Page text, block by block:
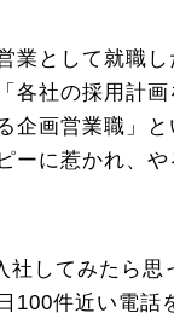
業として就職
各社の採用計
企画営業職」
ーに惹かれ、
社してみたら
件近い電話